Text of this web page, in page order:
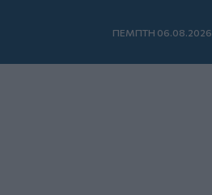
ΠΕΜΠΤΗ 06.08.2026